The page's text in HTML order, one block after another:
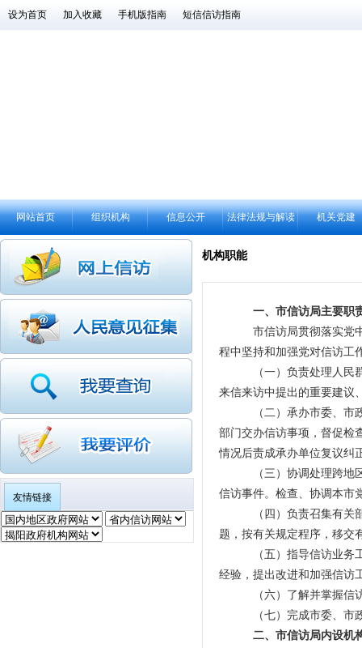
设为首页 加入收藏 手机版指南 短信信访指南
网站首页 组织机构 信息公开 法律法规与解读 机关党建
友情链接
机构职能
一、市信访局主要职
市信访局贯彻落实党
程中坚持和加强党对信访工
（一）负责处理人
来信来访中提出的重要建议
（二）承办市委、
部门交办信访事项，督促检
情况后责成承办单位复议纠
（三）协调处理跨
信访事件。检查、协调本市
（四）负责召集有
题，按有关规定程序，移交
（五）指导信访业
经验，提出改进和加强信访
（六）了解并掌握
（七）完成市委、
二、市信访局内设机